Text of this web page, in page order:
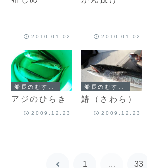
2010.01.02 2010.01.02
アジのひらき
2009.12.23
鰆（さわら）
2009.12.23
1 … 33